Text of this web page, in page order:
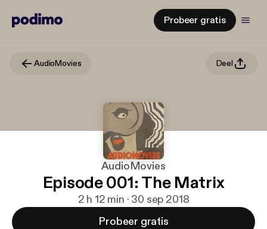
Probeer gratis
AudioMovies Deel
AudioMovies
Episode 001: The Matrix
2 h 12 min · 30 sep 2018
Probeer gratis